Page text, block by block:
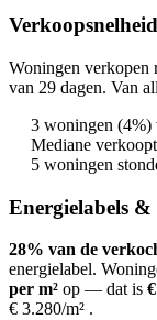
Verkoopsnelheid
Woningen verkopen
van 29 dagen. Van
3 woningen (4%)
Mediane
5 woningen
Energielabels
28% van de
energielabel.
per m² op — dat is
€ 3.280/m² .